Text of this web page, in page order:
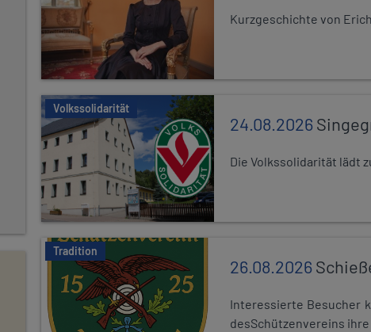
Kurzgeschichte von
Volkssolidarität
24.08.2026
Die Volkssolidarität lädt
Tradition
26.08.2026
Interessierte Besucher
desSchützenvereins